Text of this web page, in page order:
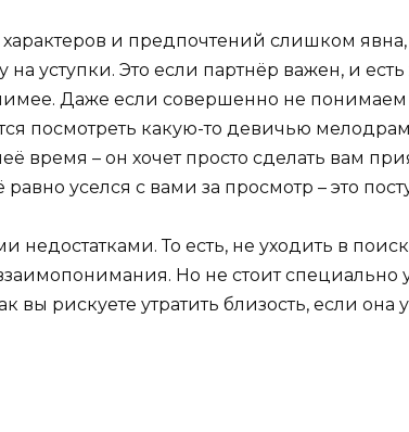
и предпочтений слишком
на уступки. Это если партнёр важен, и
Даже если совершенно не
посмотреть какую-то девичью
время – он хочет просто сделать вам
уселся с вами за просмотр – это
недостатками. То есть, не уходить в
Но не стоит специально
вы рискуете утратить близость, если